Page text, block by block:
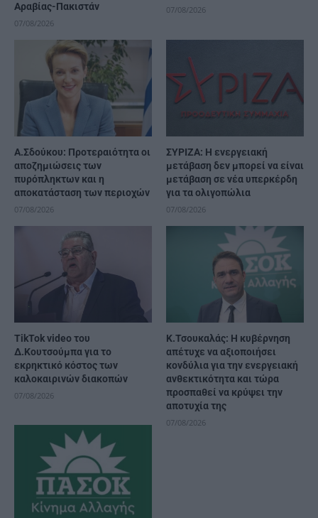
Αραβίας-Πακιστάν
07/08/2026
07/08/2026
Α.Σδούκου: Προτεραιότητα οι
αποζημιώσεις των
πυρόπληκτων και η
αποκατάσταση των περιοχών
07/08/2026
ΣΥΡΙΖΑ: Η ενεργειακή
μετάβαση δεν μπορεί να είναι
μετάβαση σε νέα υπερκέρδη
για τα ολιγοπώλια
07/08/2026
TikTok video του
Δ.Κουτσούμπα για το
εκρηκτικό κόστος των
καλοκαιρινών διακοπών
07/08/2026
Κ.Τσουκαλάς: Η κυβέρνηση
απέτυχε να αξιοποιήσει
κονδύλια για την ενεργειακή
ανθεκτικότητα και τώρα
προσπαθεί να κρύψει την
αποτυχία της
07/08/2026